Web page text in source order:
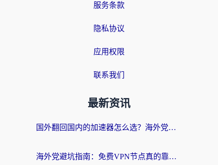
服务条款
隐私协议
应用权限
联系我们
最新资讯
国外翻回国内的加速器怎么选？海外党亲测实用指南，告别地域限制
海外党避坑指南：免费VPN节点真的靠谱吗？教你选对回国加速器无缝访问国内资源